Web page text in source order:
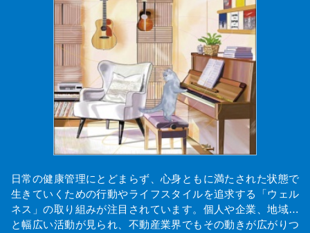
日常の健康管理にとどまらず、心身ともに満たされた状態で
生きていくための行動やライフスタイルを追求する「ウェル
ネス」の取り組みが注目されています。個人や企業、地域…
と幅広い活動が見られ、不動産業界でもその動きが広がりつ